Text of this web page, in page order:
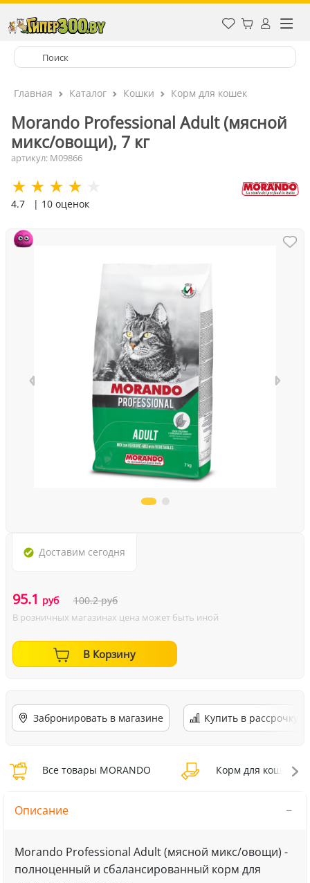
Главная Каталог Кошки Корм для кошек
Morando Professional Adult (мясной
микс/овощи), 7 кг
артикул: M09866
4.7 | 10 оценок
Доставим сегодня
95.1 руб 100.2руб
В розничных магазинах цена может быть иной
В Корзину
Забронировать в магазине Купить в рассрочку
Все товары MORANDO Корм для кошек
Описание
Morando Professional Adult (мясной микс/овощи) -
полноценный и сбалансированный корм для